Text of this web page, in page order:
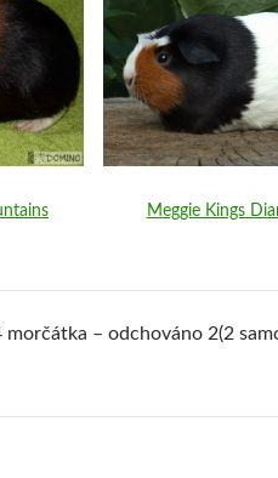
Meggie Kings
morčátka – odchováno 2(2